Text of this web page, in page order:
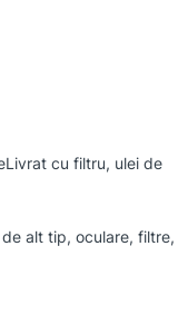
cu filtru, ulei de
alt tip, oculare, filtre,